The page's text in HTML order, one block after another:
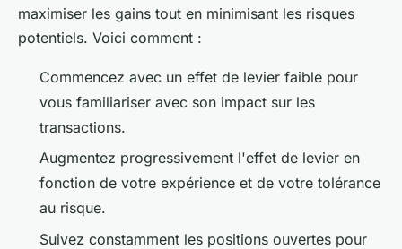
maximiser les gains tout en minimisant les risques
potentiels. Voici comment :
Commencez avec un effet de levier faible pour
vous familiariser avec son impact sur les
transactions.
Augmentez progressivement l'effet de levier en
fonction de votre expérience et de votre tolérance
au risque.
Suivez constamment les positions ouvertes pour